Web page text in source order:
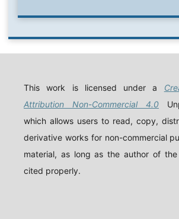
This work is licensed under a
Attribution Non-Commercial 4.0
which allows users to read, copy,
derivative works for non-commercial
material, as long as the author of
cited properly.